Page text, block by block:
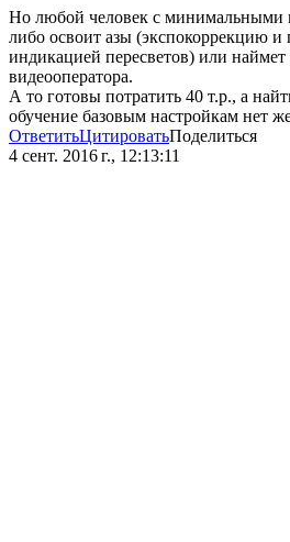
Но любой человек с минимальными
либо освоит азы (экспокоррекцию и
индикацией пересветов) или наймет
видеооператора.
А то готовы потратить 40 т.р., а
обучение базовым настройкам нет
ОтветитьЦитироватьПоделиться
4 сент. 2016 г., 12:13:11